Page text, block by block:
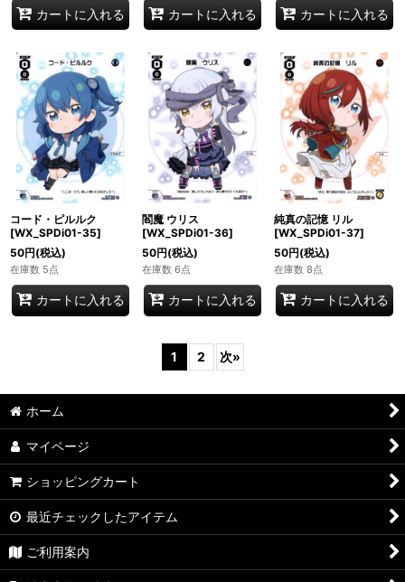
カートに入れる カートに入れる カートに入れる
コード・ピルルク
[WX_SPDi01-35]
50円(税込)
在庫数 5点
カートに入れる
閻魔 ウリス
[WX_SPDi01-36]
50円(税込)
在庫数 6点
カートに入れる
純真の記憶 リル
[WX_SPDi01-37]
50円(税込)
在庫数 8点
カートに入れる
1 2 次»
ホーム
マイページ
ショッピングカート
最近チェックしたアイテム
ご利用案内